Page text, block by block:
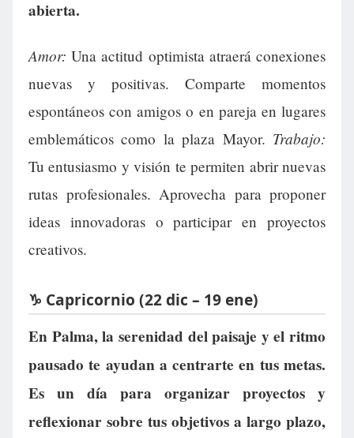
abierta.
Amor: Una actitud optimista atraerá conexiones
nuevas y positivas. Comparte momentos
espontáneos con amigos o en pareja en lugares
emblemáticos como la plaza Mayor. Trabajo:
Tu entusiasmo y visión te permiten abrir nuevas
rutas profesionales. Aprovecha para proponer
ideas innovadoras o participar en proyectos
creativos.
♑ Capricornio (22 dic – 19 ene)
En Palma, la serenidad del paisaje y el ritmo
pausado te ayudan a centrarte en tus metas.
Es un día para organizar proyectos y
reflexionar sobre tus objetivos a largo plazo,